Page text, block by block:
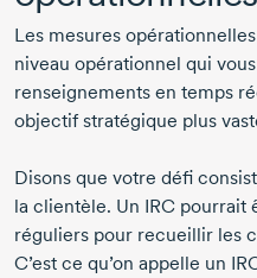
Les mesures
niveau opérationnel qui
renseignements en temps
objectif stratégique plus
Disons que votre défi
la clientèle. Un IRC pourrait
réguliers pour recueillir les
C’est ce qu’on appelle un